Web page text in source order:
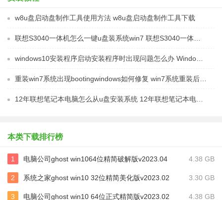
w8u盘启动盘制作工具使用方法 w8u盘启动盘制作工具下载
本类下载排行榜
1 电脑公司ghost win1064位精简破解版v2023.04 4.38 GB
2 系统之家ghost win10 32位精简美化版v2023.02 3.30 GB
3 电脑公司ghost win10 64位正式精简版v2023.02 4.38 GB